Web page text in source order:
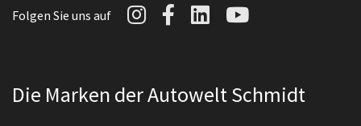
Folgen Sie uns auf Autowelt Schmidt auf
Autowelt Schmidt
AutoweltAutowelt
Die Marken der Autowelt Schmidt